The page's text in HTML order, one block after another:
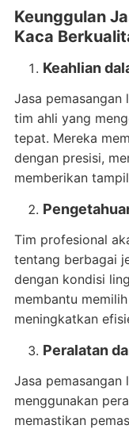
Keunggulan
Kaca
Keahlian
Jasa pemasangan
tim ahli yang
tepat. Mereka
dengan presisi,
memberikan
Tim profesional
tentang berbagai
dengan kondisi
membantu
meningkatkan
Peralatan
Jasa pemasangan
menggunakan
memastikan